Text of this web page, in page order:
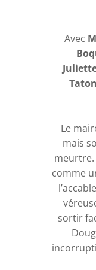
Avec
Le
mais
meurtre.
comme
sortir